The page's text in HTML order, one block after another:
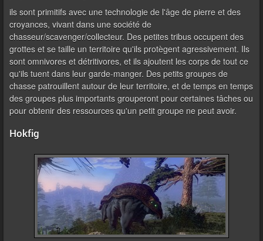
ils sont primitifs avec une technologie de l'âge de pierre et des
croyances, vivant dans une société de
chasseur/scavenger/collecteur. Des petites tribus occupent des
grottes et se taille un territoire qu'ils protègent agressivement. Ils
sont omnivores et détritivores, et ils ajoutent les corps de tout ce
qu'ils tuent dans leur garde-manger. Des petits groupes de
chasse patrouillent autour de leur territoire, et de temps en temps
des groupes plus importants grouperont pour certaines tâches ou
pour obtenir des ressources qu'un petit groupe ne peut avoir.
Hokfig